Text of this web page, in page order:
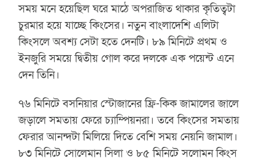
সময় মনে হয়েছিল ঘরে মাঠে অপরাজিত থাকার কৃতিত্বটা
চুরমার হয়ে যাচ্ছে কিংসের। নতুন বাংলাদেশি এলিটা
কিংসলে অবশ্য সেটা হতে দেনটি। ৮৯ মিনিটে প্রথম ও
ইনজুরি সময়ে দ্বিতীয় গোল করে দলকে এক পয়েন্ট এনে
দেন তিনি।
৭৬ মিনিটে বসনিয়ার স্টোজানের ফ্রি-কিক জামালের জালে
জড়ালে সমতায় ফেরে চ্যাম্পিয়নরা। তবে কিংসের সমতায়
ফেরার আনন্দটা মিলিয়ে দিতে বেশি সময় নেয়নি জামাল।
৮৩ মিনিটে সোলেমান সিলা ও ৮৫ মিনিটে সলোমন কিংস